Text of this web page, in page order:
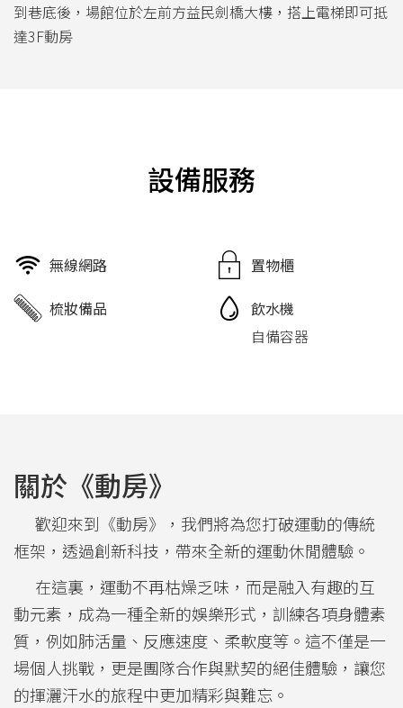
到巷底後，場館位於左前方益民劍橋大樓，搭上電梯即可抵
達3F動房
設備服務
無線網路
置物櫃
梳妝備品
飲水機
自備容器
關於《動房》
歡迎來到《動房》，我們將為您打破運動的傳統
框架，透過創新科技，帶來全新的運動休閒體驗。
在這裏，運動不再枯燥乏味，而是融入有趣的互
動元素，成為一種全新的娛樂形式，訓練各項身體素
質，例如肺活量、反應速度、柔軟度等。這不僅是一
場個人挑戰，更是團隊合作與默契的絕佳體驗，讓您
的揮灑汗水的旅程中更加精彩與難忘。